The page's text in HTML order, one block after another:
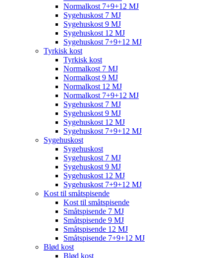
Normalkost 7+9+12 MJ
Sygehuskost 7 MJ
Sygehuskost 9 MJ
Sygehuskost 12 MJ
Sygehuskost 7+9+12 MJ
Tyrkisk kost
Tyrkisk kost
Normalkost 7 MJ
Normalkost 9 MJ
Normalkost 12 MJ
Normalkost 7+9+12 MJ
Sygehuskost 7 MJ
Sygehuskost 9 MJ
Sygehuskost 12 MJ
Sygehuskost 7+9+12 MJ
Sygehuskost
Sygehuskost
Sygehuskost 7 MJ
Sygehuskost 9 MJ
Sygehuskost 12 MJ
Sygehuskost 7+9+12 MJ
Kost til småtspisende
Kost til småtspisende
Småtspisende 7 MJ
Småtspisende 9 MJ
Småtspisende 12 MJ
Småtspisende 7+9+12 MJ
Blød kost
Blød kost